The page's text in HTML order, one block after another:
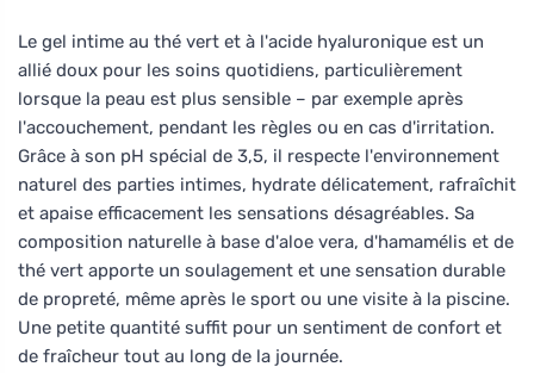
Le gel intime au thé vert et à l'acide hyaluronique est un
allié doux pour les soins quotidiens, particulièrement
lorsque la peau est plus sensible – par exemple après
l'accouchement, pendant les règles ou en cas d'irritation.
Grâce à son pH spécial de 3,5, il respecte l'environnement
naturel des parties intimes, hydrate délicatement, rafraîchit
et apaise efficacement les sensations désagréables. Sa
composition naturelle à base d'aloe vera, d'hamamélis et de
thé vert apporte un soulagement et une sensation durable
de propreté, même après le sport ou une visite à la piscine.
Une petite quantité suffit pour un sentiment de confort et
de fraîcheur tout au long de la journée.